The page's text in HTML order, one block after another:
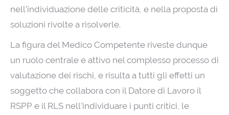
nell’individuazione delle criticità, e nella proposta di
soluzioni rivolte a risolverle.
La figura del Medico Competente riveste dunque
un ruolo centrale e attivo nel complesso processo di
valutazione dei rischi, e risulta a tutti gli effetti un
soggetto che collabora con il Datore di Lavoro il
RSPP e il RLS nell’individuare i punti critici, le